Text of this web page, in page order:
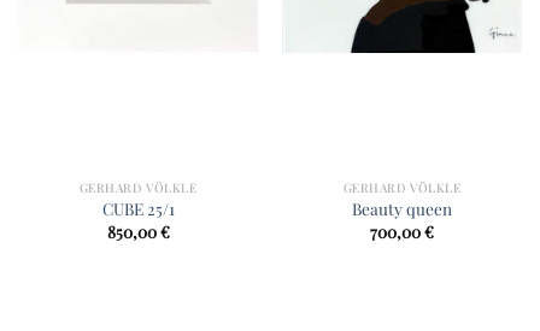
GERHARD VÖLKLE
CUBE 25/1
850,00€
GERHARD VÖLKLE
Beauty queen
700,00€